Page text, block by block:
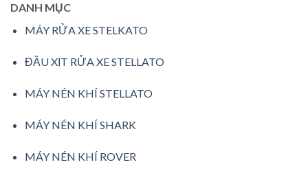
DANH MỤC
MÁY RỬA XE STELKATO
ĐẦU XỊT RỬA XE STELLATO
MÁY NÉN KHÍ STELLATO
MÁY NÉN KHÍ SHARK
MÁY NÉN KHÍ ROVER